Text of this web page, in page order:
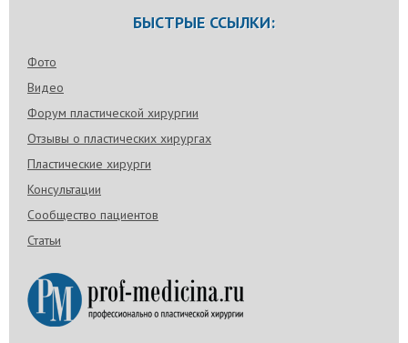
БЫСТРЫЕ ССЫЛКИ:
Фото
Видео
Форум пластической хирургии
Отзывы о пластических хирургах
Пластические хирурги
Консультации
Сообщество пациентов
Статьи